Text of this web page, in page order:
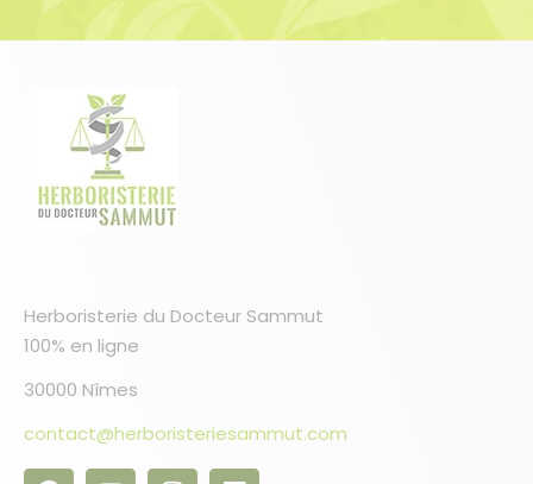
Herboristerie du Docteur Sammut
100% en ligne
30000 Nîmes
contact@herboristeriesammut.com